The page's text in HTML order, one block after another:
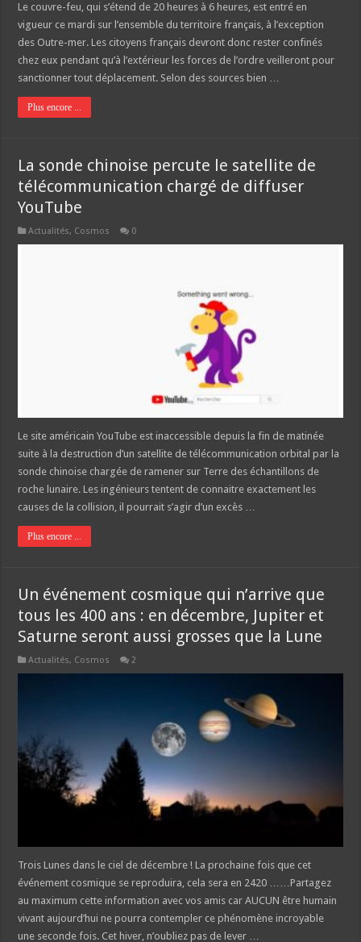
Le couvre-feu, qui s’étend de 20 heures à 6 heures, est entré en
vigueur ce mardi sur l’ensemble du territoire français, à l’exception
des Outre-mer. Les citoyens français devront donc rester confinés
chez eux pendant qu’à l’extérieur les forces de l’ordre veilleront pour
sanctionner tout déplacement. Selon des sources bien …
Plus encore ...
La sonde chinoise percute le satellite de
télécommunication chargé de diffuser
YouTube
Actualités, Cosmos 0
Le site américain YouTube est inaccessible depuis la fin de matinée
suite à la destruction d’un satellite de télécommunication orbital par la
sonde chinoise chargée de ramener sur Terre des échantillons de
roche lunaire. Les ingénieurs tentent de connaitre exactement les
causes de la collision, il pourrait s’agir d’un excès …
Plus encore ...
Un événement cosmique qui n’arrive que
tous les 400 ans : en décembre, Jupiter et
Saturne seront aussi grosses que la Lune
Actualités, Cosmos 2
Trois Lunes dans le ciel de décembre ! La prochaine fois que cet
événement cosmique se reproduira, cela sera en 2420 ……Partagez
au maximum cette information avec vos amis car AUCUN être humain
vivant aujourd’hui ne pourra contempler ce phénomène incroyable
une seconde fois. Cet hiver, n’oubliez pas de lever …